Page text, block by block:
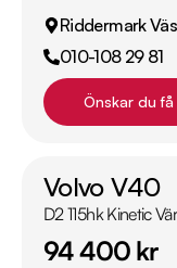
Riddermark
010-108 29 81
Önskar du
Volvo V40
D2 115hk Kinetic
94 400 kr